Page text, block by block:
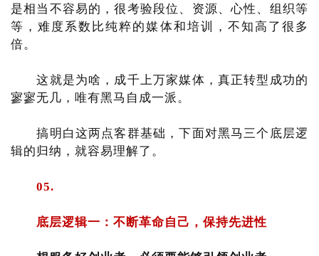
是相当不容易的，很考验段位、资源、心性、组织等
等，难度系数比纯粹的媒体和培训，不知高了很多
倍。
这就是为啥，成千上万家媒体，真正转型成功的
寥寥无几，唯有黑马自成一派。
搞明白这两点客群基础，下面对黑马三个底层逻
辑的归纳，就容易理解了。
05.
底层逻辑一：不断革命自己，保持先进性